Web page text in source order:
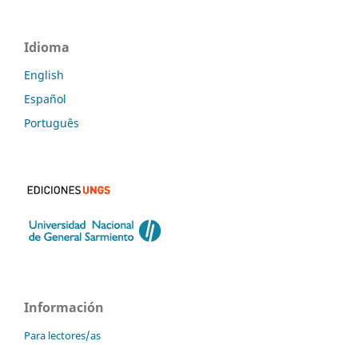
Idioma
English
Español
Português
Información
Para lectores/as